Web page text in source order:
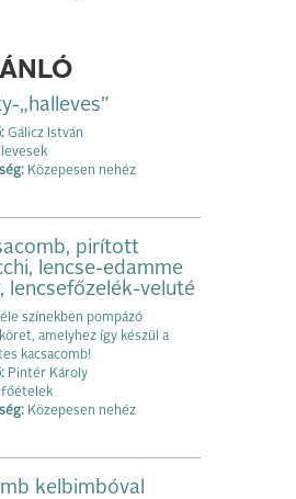
„halleves”
Gálicz István
levesek
Közepesen nehéz
pirított
lencse-edamme
lencsefőzelék-veluté
színekben pompázó
amelyhez így készül a
kacsacomb!
Pintér Károly
főételek
Közepesen nehéz
kelbimbóval